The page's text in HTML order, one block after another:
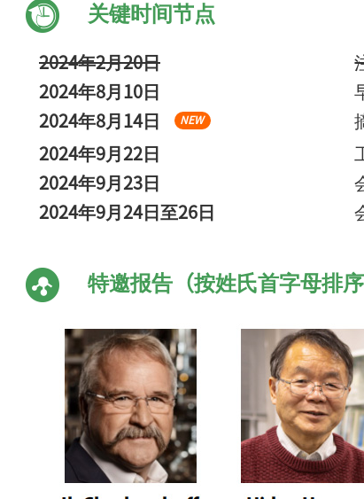
关键时间节点
2024年2月20日
2024年8月10日
2024年8月14日
NEW
2024年9月22日
2024年9月23日
2024年9月24日至26日
特邀报告（按姓氏首字母排序